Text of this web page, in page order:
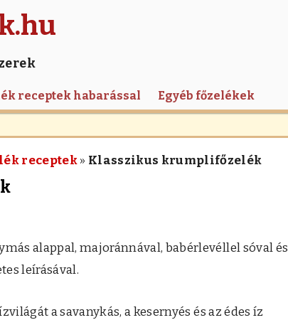
receptek habarással Egyéb főzelékek
receptek» Klasszikus krumplifőzelék
alappal, majoránnával, babérlevéllel sóval és
leírásával.
a savanykás, a kesernyés és az édes íz